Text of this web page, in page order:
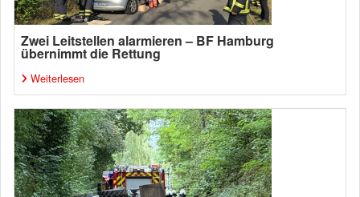
Zwei Leitstellen alarmieren – BF Hamburg
übernimmt die Rettung
Weiterlesen